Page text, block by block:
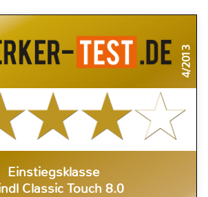
4/2013
Einstiegsklasse
Classic Touch 8.0